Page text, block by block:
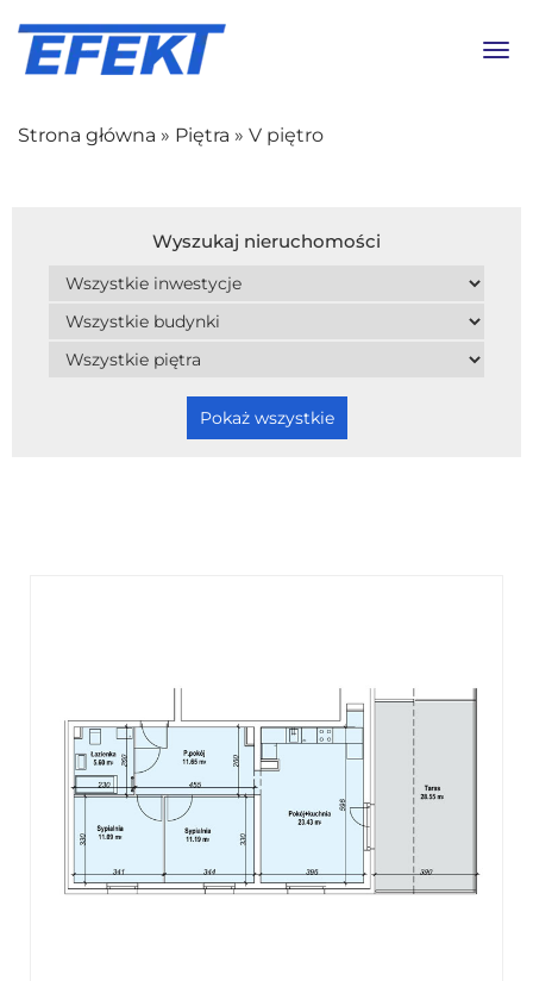
Strona główna » Piętra » V piętro
Wyszukaj nieruchomości
Pokaż wszystkie